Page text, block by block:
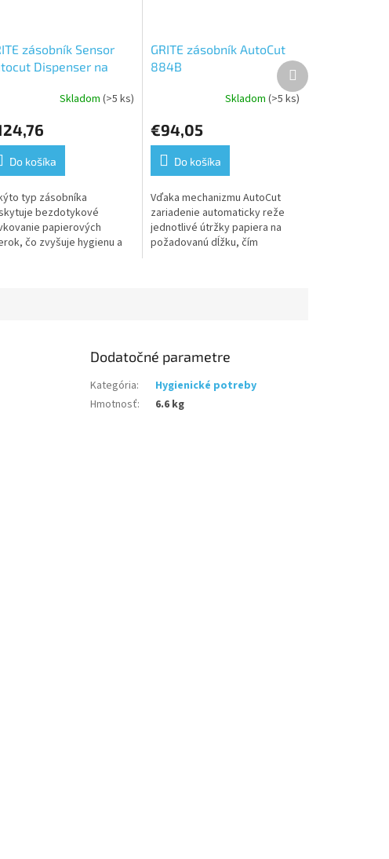
zásobník Sensor
Dispenser na
Skladom(>5 ks)
Do košíka
typ zásobníka
bezdotykové
papierových
čo zvyšuje hygienu a
GRITE zásobník AutoCut
884B
Skladom (>5 ks)
€94,05
Do košíka
Vďaka mechanizmu AutoCut
zariadenie automaticky reže
jednotlivé útržky papiera na
požadovanú dĺžku, čím
Ďalší
produkt
Dodatočné parametre
Kategória:
Hygienické potreby
Hmotnosť: 6.6 kg